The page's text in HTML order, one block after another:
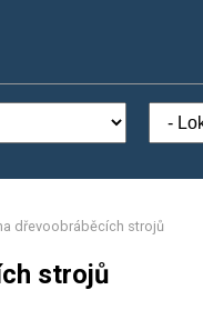
dřevoobráběcích strojů
strojů